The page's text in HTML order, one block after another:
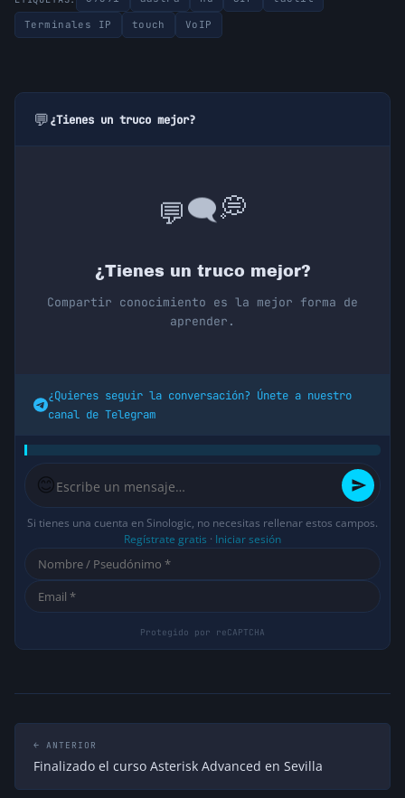
Terminales IP touch VoIP
💬¿Tienes un truco mejor?
💬🗨️💭
¿Tienes un truco mejor?
Compartir conocimiento es la mejor forma de
aprender.
¿Quieres seguir la conversación? Únete a nuestro
canal de Telegram
😊
Si tienes una cuenta en Sinologic, no necesitas rellenar estos campos.
Regístrate gratis · Iniciar sesión
← ANTERIOR
Finalizado el curso Asterisk Advanced en Sevilla